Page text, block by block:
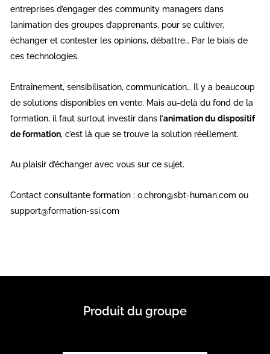
entreprises d’engager des community managers dans
l’animation des groupes d’apprenants, pour se cultiver,
échanger et contester les opinions, débattre… Par le biais de
ces technologies.
Entraînement, sensibilisation, communication… Il y a beaucoup
de solutions disponibles en vente. Mais au-delà du fond de la
formation, il faut surtout investir dans l’animation du dispositif
de formation, c’est là que se trouve la solution réellement.
Au plaisir d’échanger avec vous sur ce sujet.
Contact consultante formation : o.chron@sbt-human.com ou
support@formation-ssi.com
Produit du groupe